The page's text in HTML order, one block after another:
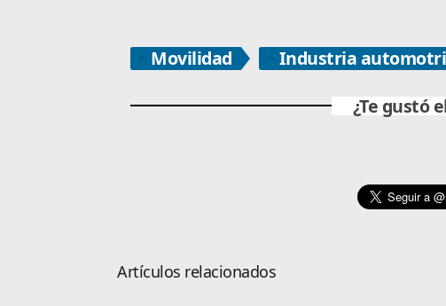
Movilidad Industria
¿Te gustó
Artículos relacionados